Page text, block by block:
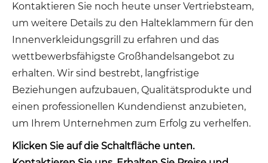
Kontaktieren Sie noch heute unser Vertriebsteam,
um weitere Details zu den Halteklammern für den
Innenverkleidungsgrill zu erfahren und das
wettbewerbsfähigste Großhandelsangebot zu
erhalten. Wir sind bestrebt, langfristige
Beziehungen aufzubauen, Qualitätsprodukte und
einen professionellen Kundendienst anzubieten,
um Ihrem Unternehmen zum Erfolg zu verhelfen.
Klicken Sie auf die Schaltfläche unten.